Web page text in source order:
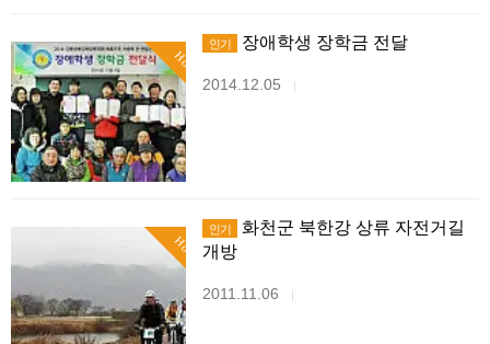
Hot
인기 장애학생 장학금 전달
2014.12.05 |
Hot
인기
화천군 북한강 상류 자전거길
개방
2011.11.06 |